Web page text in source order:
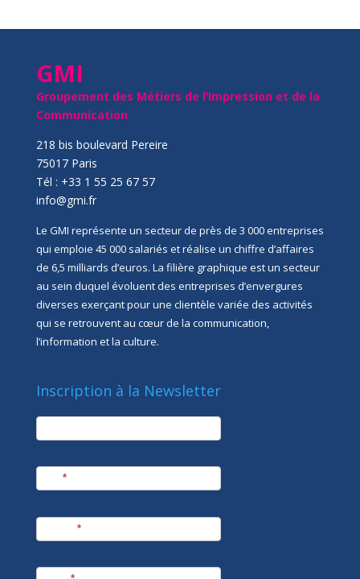
GMI
Groupement des Métiers de l’Impression et de la
Communication
218 bis boulevard Pereire
75017 Paris
Tél : +33 1 55 25 67 57
info@gmi.fr
Le GMI représente un secteur de près de 3 000 entreprises
qui emploie 45 000 salariés et réalise un chiffre d’affaires
de 6,5 milliards d’euros. La filière graphique est un secteur
au sein duquel évoluent des entreprises d’envergures
diverses exerçant pour une clientèle variée des activités
qui se retrouvent au cœur de la communication,
l’information et la culture.
Inscription à la Newsletter
newsletter
*
*